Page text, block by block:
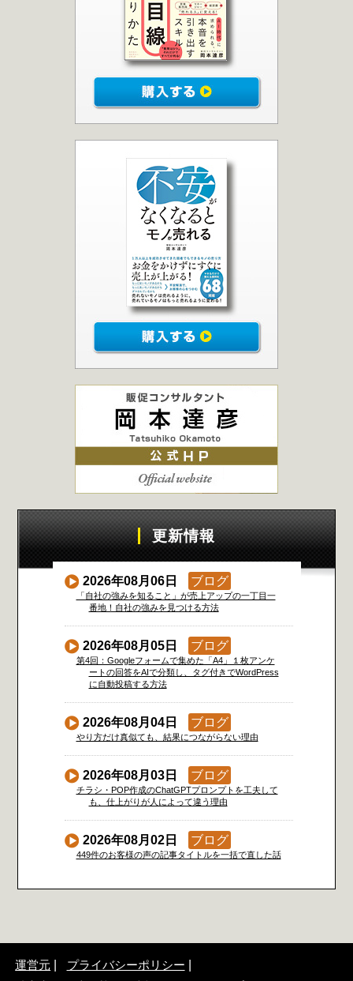
更新情報
2026年08月06日 ブログ
「自社の強みを知ること」が売上アップの一丁目一
番地！自社の強みを見つける方法
2026年08月05日 ブログ
第4回：Googleフォームで集めた「A4」１枚アンケ
ートの回答をAIで分類し、タグ付きでWordPress
に自動投稿する方法
2026年08月04日 ブログ
やり方だけ真似ても、結果につながらない理由
2026年08月03日 ブログ
チラシ・POP作成のChatGPTプロンプトを工夫して
も、仕上がりが人によって違う理由
2026年08月02日 ブログ
449件のお客様の声の記事タイトルを一括で直した話
運営元
プライバシーポリシー